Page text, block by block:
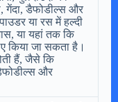
गेंदा, डैफोडील्स और
या रस में हल्दी
या यहां तक कि
किया जा सकता है।
हैं, जैसे कि
और